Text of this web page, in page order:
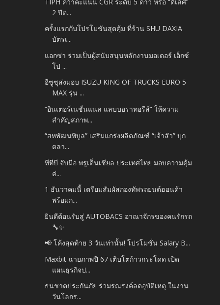
2 ปีต...
ครั้งแรกกับโปรโมชันสุดคุ้ม ที่ร้าน SHU DAXIA
บัตรเ...
แอกซ่า ร่วมเป็นผู้สนับสนุนหลักงานมอเตอร์ เอ็กซ์
โป ...
อีซูซุส่งมอบ ISUZU KING OF TRUCKS EURO 5
MAX รุ่น ...
“อินเตอร์เนชั่นแนล แลบบอราทอรีส์” ให้ความ
สำคัญสภาพ...
“สหพัฒนพิบูล” เสริมแกร่งผลิตภัณฑ์ “เจ้าสัว” บุก
ตลา...
ทีทีบี จับมือ พรูเด็นเชียล ประเทศไทย มอบความคุ้ม
ค่...
1 ธันวาคมนี้ เตรียมสัมผัสกองทัพรถยนต์ฮอนด้า
พร้อมก...
ยินดีต้อนรับสู่ AUTOBACS อาณาจักรของคนรักรถ
🔧✨
📢 โค้งสุดท้าย 3 วันเท่านั้น! โปรโมชั่น Salary B...
Maxbit ฉายภาพปี 67 เติบโตก้าวกระโดด เปิด
แผนธุรกิจป...
ธนชาตประกันภัย ร่วมรณรงค์ลดอุบัติเหตุ ในงาน
วันโลกร...